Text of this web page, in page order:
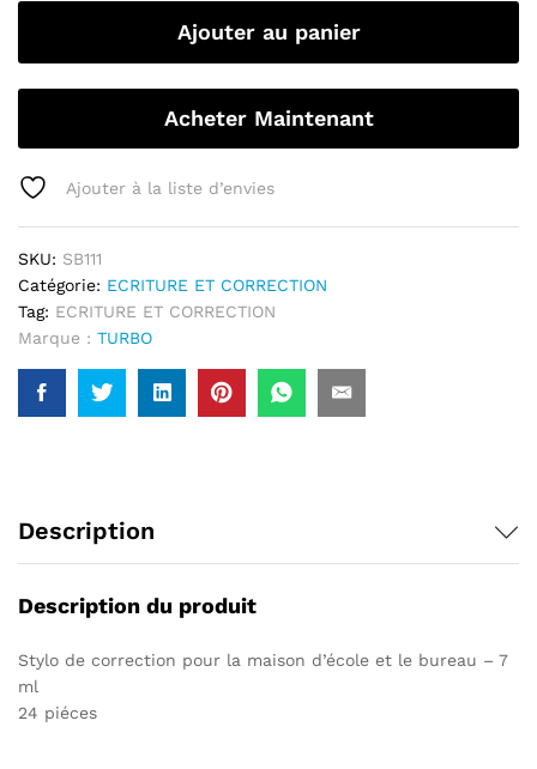
Ajouter au panier
Acheter Maintenant
Ajouter à la liste d’envies
SKU: SB111
Catégorie: ECRITURE ET CORRECTION
Tag: ECRITURE ET CORRECTION
Marque : TURBO
Description
Description du produit
Stylo de correction pour la maison d’école et le bureau – 7
ml
24 piéces